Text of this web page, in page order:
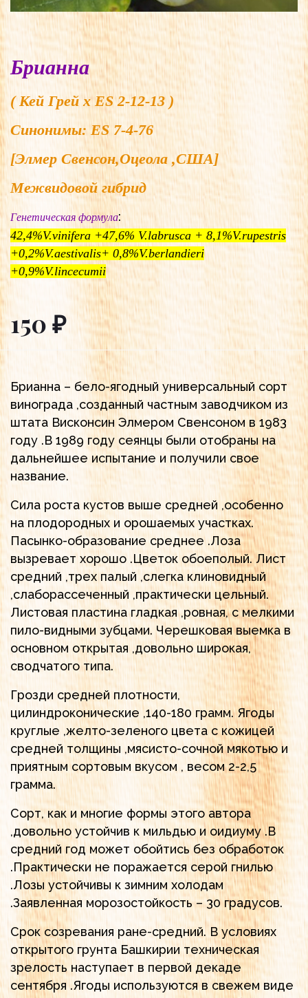
Брианна
( Кей Грей x ES 2-12-13 )
Синонимы: ES 7-4-76
[Элмер Свенсон,Оцеола ,США]
Межвидовой гибрид
Генетическая формула:
42,4%V.vinifera +47,6% V.labrusca + 8,1%V.rupestris
+0,2%V.aestivalis+ 0,8%V.berlandieri
+0,9%V.lincecumii
150 ₽
Брианна – бело-ягодный универсальный сорт
винограда ,созданный частным заводчиком из
штата Висконсин Элмером Свенсоном в 1983
году .В 1989 году сеянцы были отобраны на
дальнейшее испытание и получили свое
название.
Сила роста кустов выше средней ,особенно
на плодородных и орошаемых участках.
Пасынко-образование среднее .Лоза
вызревает хорошо .Цветок обоеполый. Лист
средний ,трех палый ,слегка клиновидный
,слаборассеченный ,практически цельный.
Листовая пластина гладкая ,ровная, с мелкими
пило-видными зубцами. Черешковая выемка в
основном открытая ,довольно широкая,
сводчатого типа.
Грозди средней плотности,
цилиндроконические ,140-180 грамм. Ягоды
круглые ,желто-зеленого цвета с кожицей
средней толщины ,мясисто-сочной мякотью и
приятным сортовым вкусом , весом 2-2,5
грамма.
Сорт, как и многие формы этого автора
,довольно устойчив к мильдью и оидиуму .В
средний год может обойтись без обработок
.Практически не поражается серой гнилью
.Лозы устойчивы к зимним холодам
.Заявленная морозостойкость – 30 градусов.
Срок созревания ране-средний. В условиях
открытого грунта Башкирии техническая
зрелость наступает в первой декаде
сентября .Ягоды используются в свежем виде